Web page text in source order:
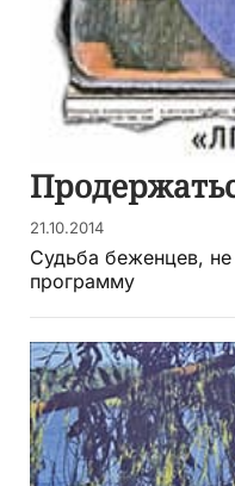
21.10.2014
Судьба беженцев,
программу